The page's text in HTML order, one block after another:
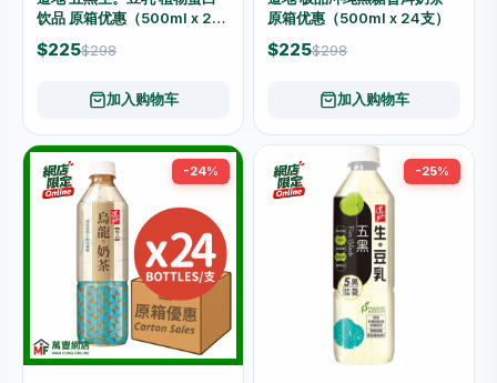
饮品 原箱优惠（500ml x 24
支）
$225$298
加入购物车
原箱优惠（500ml x 24支）
$225$298
加入购物车
-24% -25%